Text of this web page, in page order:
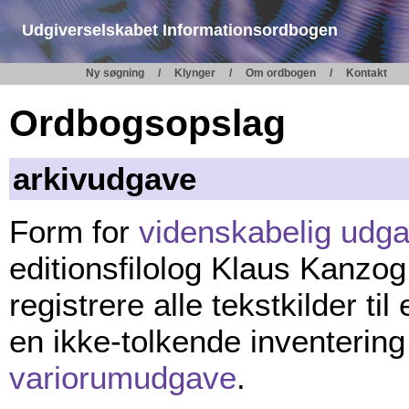
Udgiverselskabet Informationsordbogen
Ny søgning Klynger Om ordbogen Kontakt
Ordbogsopslag
arkivudgave
Form for videnskabelig
editionsfilolog Klaus
registrere alle tekstkilder
en ikke-tolkende
variorumudgave.